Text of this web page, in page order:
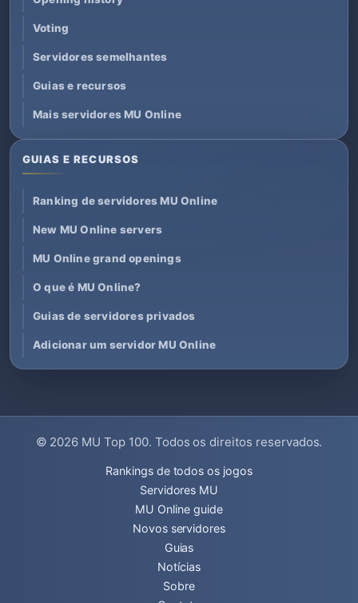
Voting
Servidores semelhantes
Guias e recursos
Mais servidores MU Online
GUIAS E RECURSOS
Ranking de servidores MU Online
New MU Online servers
MU Online grand openings
O que é MU Online?
Guias de servidores privados
Adicionar um servidor MU Online
© 2026 MU Top 100. Todos os direitos reservados.
Rankings de todos os jogos
Servidores MU
MU Online guide
Novos servidores
Guias
Notícias
Sobre